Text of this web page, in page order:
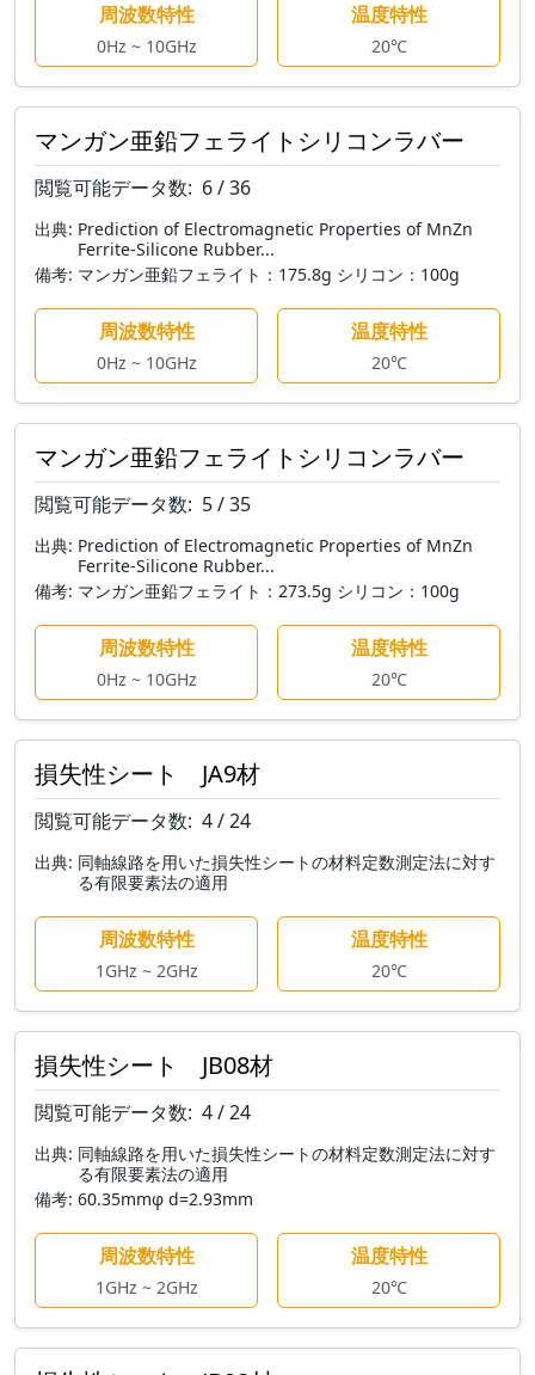
周波数特性
0Hz ~ 10GHz
温度特性
20℃
マンガン亜鉛フェライトシリコンラバー
閲覧可能データ数: 6 / 36
出典: Prediction of Electromagnetic Properties of MnZn
Ferrite-Silicone Rubber...
備考: マンガン亜鉛フェライト：175.8g シリコン：100g
周波数特性
0Hz ~ 10GHz
温度特性
20℃
マンガン亜鉛フェライトシリコンラバー
閲覧可能データ数: 5 / 35
出典: Prediction of Electromagnetic Properties of MnZn
Ferrite-Silicone Rubber...
備考: マンガン亜鉛フェライト：273.5g シリコン：100g
周波数特性
0Hz ~ 10GHz
温度特性
20℃
損失性シート JA9材
閲覧可能データ数: 4 / 24
出典: 同軸線路を用いた損失性シートの材料定数測定法に対す
る有限要素法の適用
周波数特性
1GHz ~ 2GHz
温度特性
20℃
損失性シート JB08材
閲覧可能データ数: 4 / 24
出典: 同軸線路を用いた損失性シートの材料定数測定法に対す
る有限要素法の適用
備考: 60.35mmφ d=2.93mm
周波数特性
1GHz ~ 2GHz
温度特性
20℃